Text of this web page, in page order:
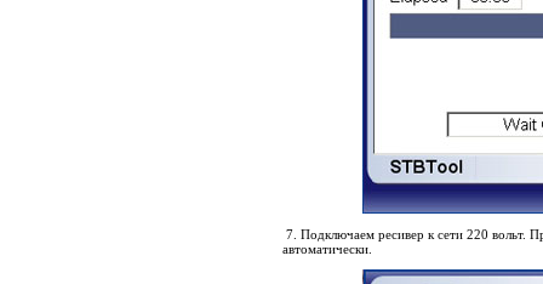
7. Подключаем ресивер к сети 220 вольт.
автоматически.